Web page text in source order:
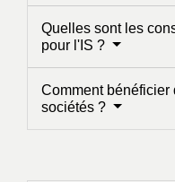
Quelles sont les
pour l'IS ?
Comment bénéficier
sociétés ?